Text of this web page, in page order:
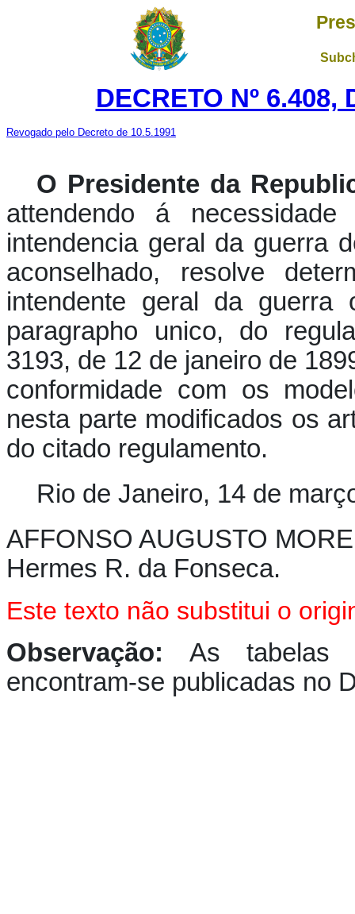
DECRETO Nº 6.408,
Revogado pelo Decreto de 10.5.1991
O Presidente da
attendendo á
intendencia geral da guerra
aconselhado, resolve
intendente geral da
paragrapho unico, do
3193, de 12 de janeiro de
conformidade com os
nesta parte modificados os
do citado regulamento.
Rio de Janeiro, 14 de
AFFONSO AUGUSTO
Hermes R. da Fonseca.
Este texto não substitui o
Observação: As tabelas
encontram-se publicadas no